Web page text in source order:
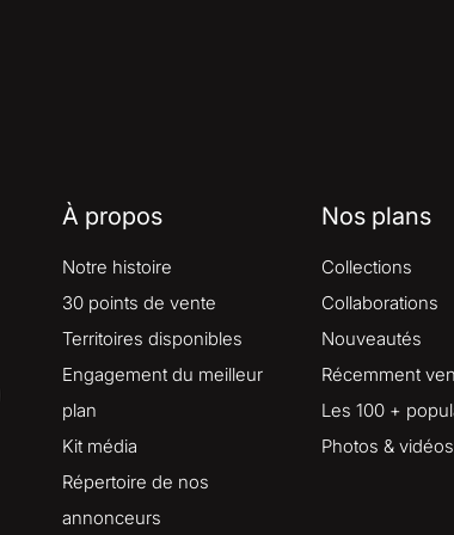
À propos
Notre histoire
30 points de vente
Territoires disponibles
Engagement du meilleur
plan
Kit média
Répertoire de nos
annonceurs
Nos plans
Collections
Collaborations
Nouveautés
Récemment
Les 100 +
Photos & vidéos